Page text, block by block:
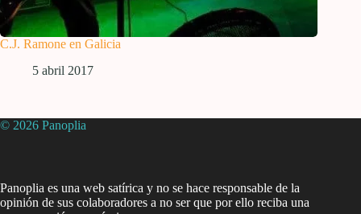
C.J. Ramone en Galicia
5 abril 2017
© 2026 Panoplia
Panoplia es una web satírica y no se hace responsable de la
opinión de sus colaboradores a no ser que por ello reciba una